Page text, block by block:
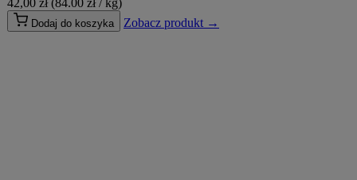
Dodaj do koszyka Zobacz produkt →